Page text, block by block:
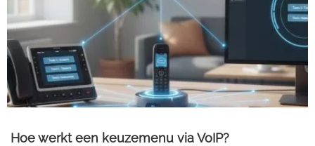
Hoe werkt een keuzemenu via VoIP?